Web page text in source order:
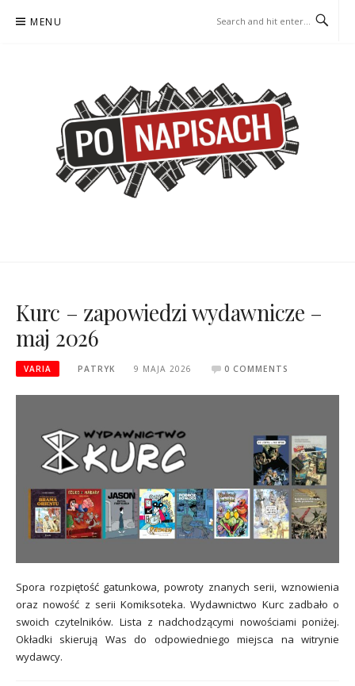
MENU
Kurc – zapowiedzi wydawnicze –
maj 2026
VARIA PATRYK 9 MAJA 2026 0 COMMENTS
Spora rozpiętość gatunkowa, powroty znanych serii, wznowienia
oraz nowość z serii Komiksoteka. Wydawnictwo Kurc zadbało o
swoich czytelników. Lista z nadchodzącymi nowościami poniżej.
Okładki skierują Was do odpowiedniego miejsca na witrynie
wydawcy.